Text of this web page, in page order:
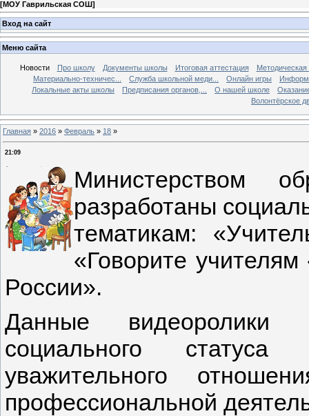
[МОУ Гаврильская СОШ]
Вход на сайт
Меню сайта
Новости Про школу Документы школы Итоговая аттестация
Методическая
Материально-техничес...
Служба школьной меди... Онлайн игры
Локальные акты школы
Предписания органов,... О нашей школе
Волонтёрское
Главная » 2016 » Февраль » 18 »
21:09
Министерством
разработаны
тематикам:
«Говорите
России».
Данные видеоролики
социального
уважительного
профессиональной